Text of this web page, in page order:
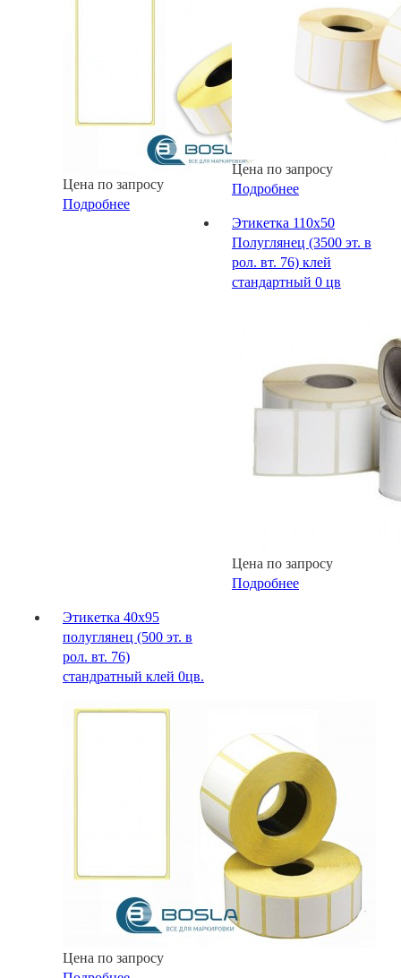
Цена по запросу
Подробнее
Цена по запросу
Подробнее
Этикетка 110х50
Полуглянец (3500 эт. в
рол. вт. 76) клей
стандартный 0 цв
Цена по запросу
Подробнее
Этикетка 40x95
полуглянец (500 эт. в
рол. вт. 76)
стандратный клей 0цв.
Цена по запросу